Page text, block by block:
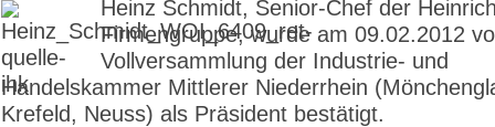
Heinz Schmidt, Senior-Chef der
Firmengruppe, wurde am 09.02.2012
Vollversammlung der Industrie- und
Handelskammer Mittlerer Niederrhein
Krefeld, Neuss) als Präsident bestätigt.